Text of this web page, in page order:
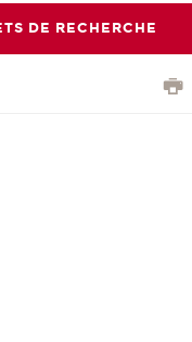
DE RECHERCHE